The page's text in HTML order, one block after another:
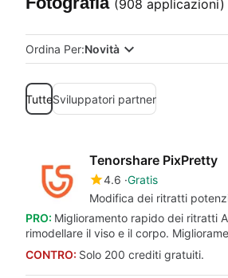
(908 applicazioni)
Ordina Per:Novità
TutteSviluppatori partner
Tenorshare PixPretty
4.6 Gratis
Modifica dei ritratti
PRO: Miglioramento rapido dei ritratti
rimodellare il viso e il corpo.
CONTRO: Solo 200 crediti gratuiti.